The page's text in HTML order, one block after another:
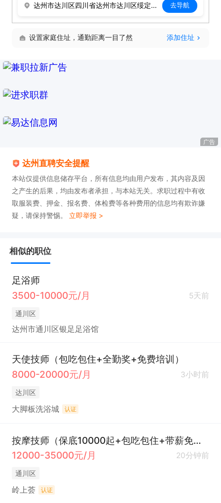
达州市达川区四川省达州市达川区绥定大道二段712号3-2 去导航
设置家庭住址，通勤距离一目了然 添加住址
广告
达州直聘安全提醒
本站仅提供信息储存平台，所有信息均由用户发布，其内容及因
之产生的后果，均由发布者承担，与本站无关。求职过程中有收
取服装费、押金、报名费、体检费等各种费用的信息均有欺诈嫌
疑，请保持警惕。 立即举报 >
相似的职位
足浴师
3500-10000元/月
5天前
通川区
达州市通川区银足足浴馆
天使技师（包吃包住+全勤奖+免费培训）
8000-20000元/月
3小时前
达川区
大脚板洗浴城 认证
按摩技师（保底10000起+包吃包住+带薪免费培训）
12000-35000元/月
20分钟前
通川区
岭上荟 认证